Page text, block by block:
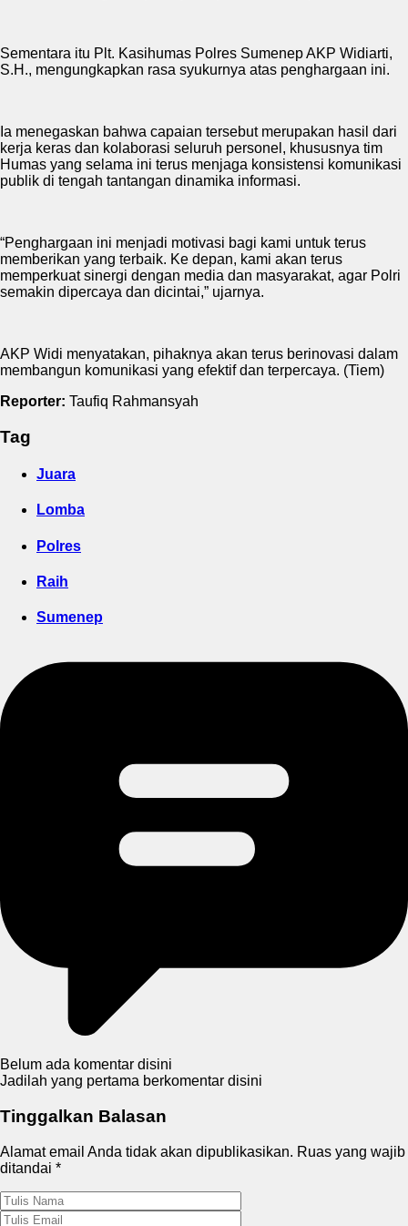
Sementara itu Plt. Kasihumas Polres Sumenep AKP Widiarti,
S.H., mengungkapkan rasa syukurnya atas penghargaan ini.
Ia menegaskan bahwa capaian tersebut merupakan hasil dari
kerja keras dan kolaborasi seluruh personel, khususnya tim
Humas yang selama ini terus menjaga konsistensi komunikasi
publik di tengah tantangan dinamika informasi.
“Penghargaan ini menjadi motivasi bagi kami untuk terus
memberikan yang terbaik. Ke depan, kami akan terus
memperkuat sinergi dengan media dan masyarakat, agar Polri
semakin dipercaya dan dicintai,” ujarnya.
AKP Widi menyatakan, pihaknya akan terus berinovasi dalam
membangun komunikasi yang efektif dan terpercaya. (Tiem)
Reporter: Taufiq Rahmansyah
Tag
Juara
Lomba
Polres
Raih
Sumenep
Belum ada komentar disini
Jadilah yang pertama berkomentar disini
Tinggalkan Balasan
Alamat email Anda tidak akan dipublikasikan. Ruas yang wajib
ditandai *